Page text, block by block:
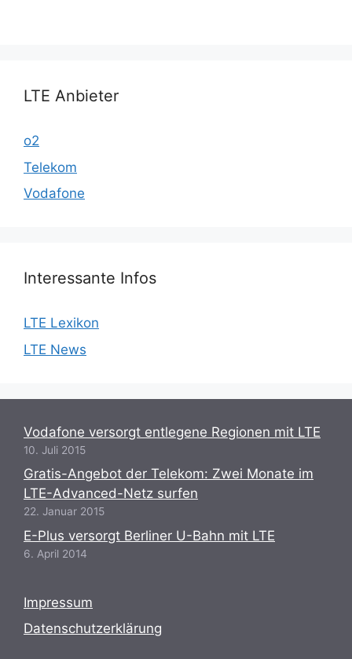
LTE Anbieter
o2
Telekom
Vodafone
Interessante Infos
LTE Lexikon
LTE News
Vodafone versorgt entlegene Regionen mit LTE
10. Juli 2015
Gratis-Angebot der Telekom: Zwei Monate im
LTE-Advanced-Netz surfen
22. Januar 2015
E-Plus versorgt Berliner U-Bahn mit LTE
6. April 2014
Impressum
Datenschutzerklärung